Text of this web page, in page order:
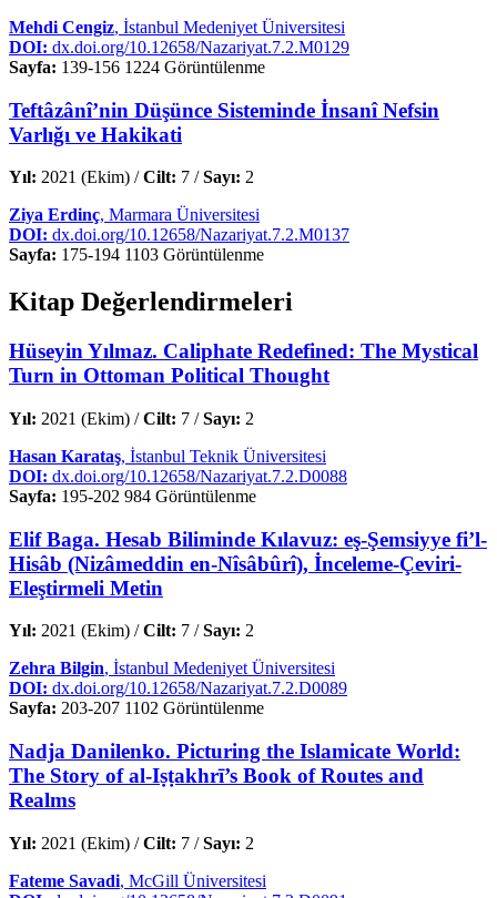
Mehdi Cengiz, İstanbul Medeniyet Üniversitesi
DOI: dx.doi.org/10.12658/Nazariyat.7.2.M0129
Sayfa: 139-156 1224 Görüntülenme
Teftâzânî’nin Düşünce Sisteminde İnsanî Nefsin
Varlığı ve Hakikati
Yıl: 2021 (Ekim) /Cilt: 7 /Sayı: 2
Ziya Erdinç, Marmara Üniversitesi
DOI: dx.doi.org/10.12658/Nazariyat.7.2.M0137
Sayfa: 175-194 1103 Görüntülenme
Kitap Değerlendirmeleri
Hüseyin Yılmaz. Caliphate Redefined: The Mystical
Turn in Ottoman Political Thought
Yıl: 2021 (Ekim) /Cilt: 7 /Sayı: 2
Hasan Karataş, İstanbul Teknik Üniversitesi
DOI: dx.doi.org/10.12658/Nazariyat.7.2.D0088
Sayfa: 195-202 984 Görüntülenme
Elif Baga. Hesab Biliminde Kılavuz: eş-Şemsiyye fi’l-
Hisâb (Nizâmeddin en-Nîsâbûrî), İnceleme-Çeviri-
Eleştirmeli Metin
Yıl: 2021 (Ekim) /Cilt: 7 /Sayı: 2
Zehra Bilgin, İstanbul Medeniyet Üniversitesi
DOI: dx.doi.org/10.12658/Nazariyat.7.2.D0089
Sayfa: 203-207 1102 Görüntülenme
Nadja Danilenko. Picturing the Islamicate World:
The Story of al-Iṣṭakhrī’s Book of Routes and
Realms
Yıl: 2021 (Ekim) /Cilt: 7 /Sayı: 2
Fateme Savadi, McGill Üniversitesi